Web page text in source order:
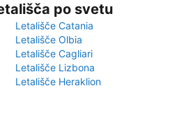
po svetu
Letališče Catania
Letališče Olbia
Letališče Cagliari
Letališče Lizbona
Letališče Heraklion